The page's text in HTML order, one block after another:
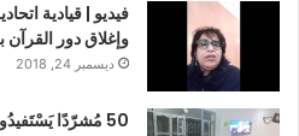
فيديو | قيادية
وإغلاق دور
ديسمبر 24, 2018
50 مُشرّدًا يَسْتَفيدُون من “عملية دفء” بخريبكة